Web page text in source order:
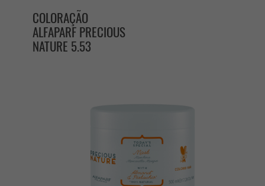
COLORAÇÃO
ALFAPARF PRECIOUS
NATURE 5.53